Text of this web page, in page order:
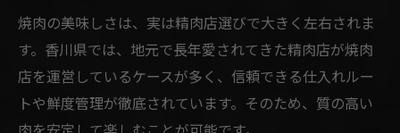
焼肉の美味しさは、実は精肉店選びで大きく左右されま
す。香川県では、地元で長年愛されてきた精肉店が焼肉
店を運営しているケースが多く、信頼できる仕入れルー
トや鮮度管理が徹底されています。そのため、質の高い